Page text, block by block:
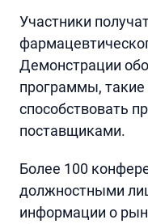
Участники
Демонстрации
программы, такие
способствовать
поставщиками.
Более 100
должностными
информации о